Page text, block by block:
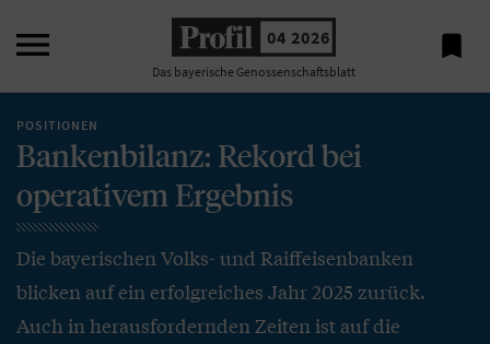
 04 2026
Das bayerische Genossenschaftsblatt

POSITIONEN
Bankenbilanz: Rekord bei
operativem Ergebnis
Die bayerischen Volks- und Raiffeisenbanken
blicken auf ein erfolgreiches Jahr 2025 zurück.
Auch in herausfordernden Zeiten ist auf die